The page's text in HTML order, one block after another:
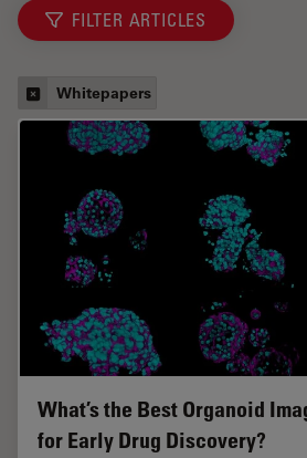
FILTER ARTICLES
Whitepapers
What’s the Best Organoid
for Early Drug Discovery?